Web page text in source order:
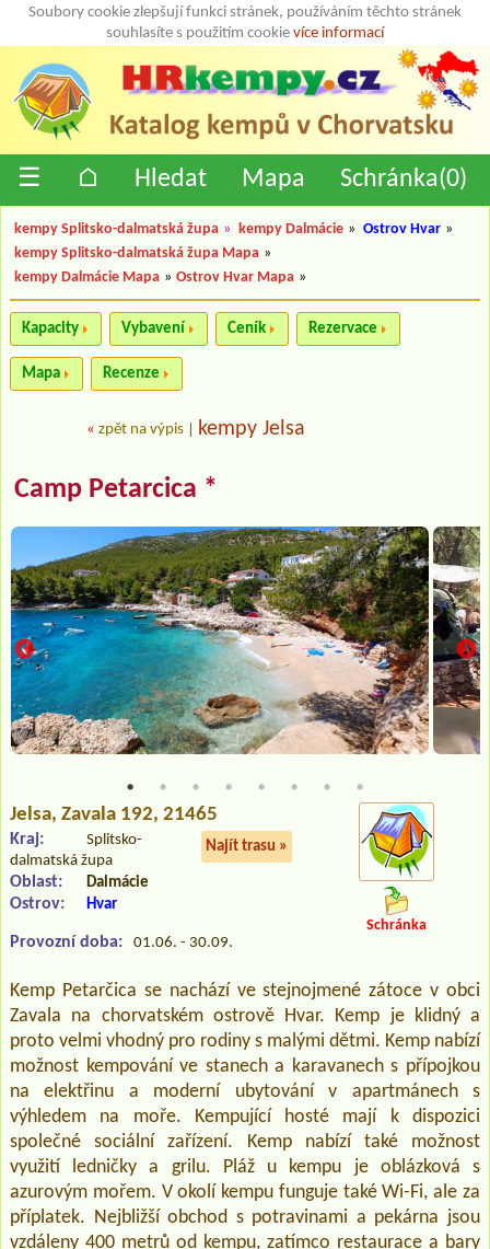
Soubory cookie zlepšují funkci stránek, používáním těchto stránek
souhlasíte s použitím cookie více informací
☰ ⌂ Hledat Mapa Schránka(0)
kempy Splitsko-dalmatská župa » kempy Dalmácie » Ostrov Hvar »
kempy Splitsko-dalmatská župa Mapa »
kempy Dalmácie Mapa » Ostrov Hvar Mapa »
Kapacity Vybavení Ceník Rezervace
Mapa Recenze
« zpět na výpis kempy Jelsa
Camp Petarcica *
Jelsa, Zavala 192, 21465
Najít trasu »
Kraj:
Splitsko-
dalmatská župa
Oblast: Dalmácie
Ostrov: Hvar
Provozní doba: 01.06. - 30.09.
Schránka
Kemp Petarčica se nachází ve stejnojmené zátoce v obci
Zavala na chorvatském ostrově Hvar. Kemp je klidný a
proto velmi vhodný pro rodiny s malými dětmi. Kemp nabízí
možnost kempování ve stanech a karavanech s přípojkou
na elektřinu a moderní ubytování v apartmánech s
výhledem na moře. Kempující hosté mají k dispozici
společné sociální zařízení. Kemp nabízí také možnost
využití ledničky a grilu. Pláž u kempu je oblázková s
azurovým mořem. V okolí kempu funguje také Wi-Fi, ale za
příplatek. Nejbližší obchod s potravinami a pekárna jsou
vzdáleny 400 metrů od kempu, zatímco restaurace a bary